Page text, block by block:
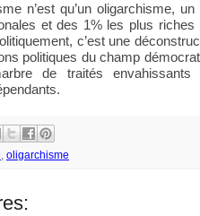
n’est qu’un oligarchisme,
et des 1% les plus
c’est une
politiques du champ
de traités
, oligarchisme